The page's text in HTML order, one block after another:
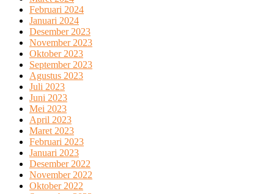
Februari 2024
Januari 2024
Desember 2023
November 2023
Oktober 2023
September 2023
Agustus 2023
Juli 2023
Juni 2023
Mei 2023
April 2023
Maret 2023
Februari 2023
Januari 2023
Desember 2022
November 2022
Oktober 2022